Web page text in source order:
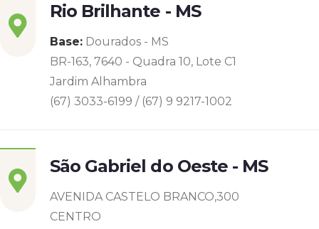
Rio Brilhante - MS
Base: Dourados - MS
BR-163, 7640 - Quadra 10, Lote C1
Jardim Alhambra
(67) 3033-6199 / (67) 9 9217-1002
São Gabriel do Oeste - MS
AVENIDA CASTELO BRANCO,300
CENTRO